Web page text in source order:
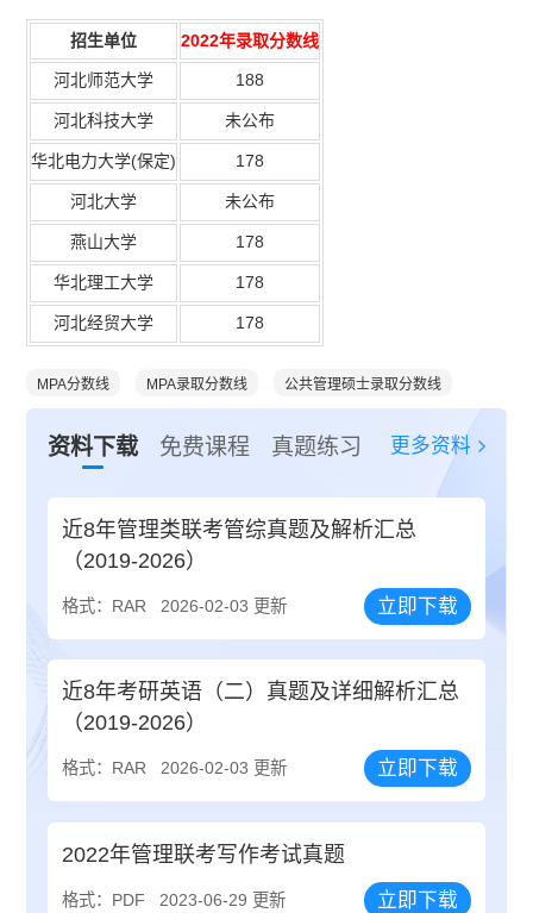
招生单位 2022年录取分数线
河北师范大学 188
河北科技大学 未公布
华北电力大学(保定) 178
河北大学 未公布
燕山大学 178
华北理工大学 178
河北经贸大学 178
MPA分数线 MPA录取分数线 公共管理硕士录取分数线
资料下载 免费课程 真题练习 更多资料
近8年管理类联考管综真题及解析汇总
（2019-2026）
格式：RAR 2026-02-03 更新 立即下载
近8年考研英语（二）真题及详细解析汇总
（2019-2026）
格式：RAR 2026-02-03 更新 立即下载
2022年管理联考写作考试真题
格式：PDF 2023-06-29 更新 立即下载